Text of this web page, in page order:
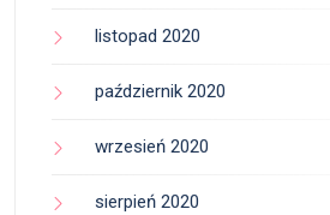
listopad 2020
październik 2020
wrzesień 2020
sierpień 2020